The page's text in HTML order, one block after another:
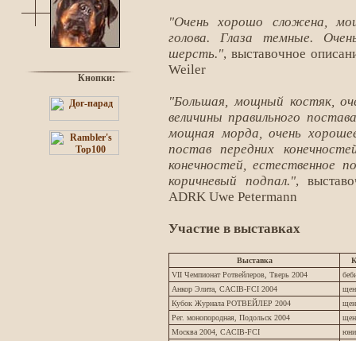
Кнопки:
"Очень хорошо сложена,
голова. Глаза темные.
шерсть.", выставочное
Weiler
"Большая, мощный костяк,
величины правильного
мощная морда, очень
постав передних
конечностей, естественное
коричневый подпал.",
ADRK Uwe Petermann
Участие в выставках
Выставка
VII Чемпионат Ротвейлеров, Тверь 2004
Анкор Элита, CACIB-FCI 2004
Кубок Журнала РОТВЕЙЛЕР 2004
Рег. монопородная, Подольск 2004
Москва 2004, CACIB-FCI